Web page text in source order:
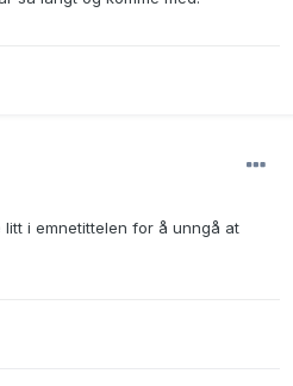
i emnetittelen for å unngå at